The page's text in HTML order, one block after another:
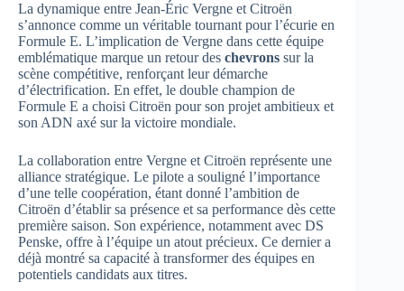
La dynamique entre Jean-Éric Vergne et Citroën
s’annonce comme un véritable tournant pour l’écurie en
Formule E. L’implication de Vergne dans cette équipe
emblématique marque un retour des chevrons sur la
scène compétitive, renforçant leur démarche
d’électrification. En effet, le double champion de
Formule E a choisi Citroën pour son projet ambitieux et
son ADN axé sur la victoire mondiale.
La collaboration entre Vergne et Citroën représente une
alliance stratégique. Le pilote a souligné l’importance
d’une telle coopération, étant donné l’ambition de
Citroën d’établir sa présence et sa performance dès cette
première saison. Son expérience, notamment avec DS
Penske, offre à l’équipe un atout précieux. Ce dernier a
déjà montré sa capacité à transformer des équipes en
potentiels candidats aux titres.